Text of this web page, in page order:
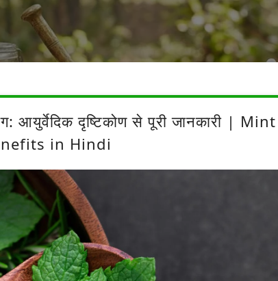
आयुर्वेदिक दृष्टिकोण से पूरी जानकारी | Mint
in Hindi